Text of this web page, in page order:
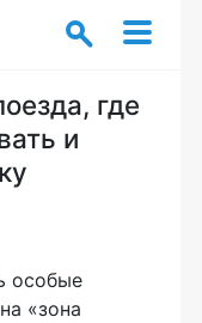
где
и
особые
«зона